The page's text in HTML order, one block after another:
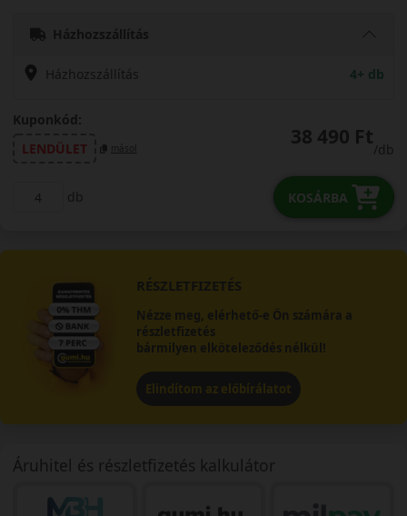
Házhozszállítás
Házhozszállítás 4+ db
Kuponkód:
LENDÜLET
másol 38 490 Ft
/db
db KOSÁRBA
RÉSZLETFIZETÉS
Nézze meg, elérhető-e Ön számára a
részletfizetés
bármilyen elköteleződés nélkül!
Elindítom az előbírálatot
Áruhitel és részletfizetés kalkulátor